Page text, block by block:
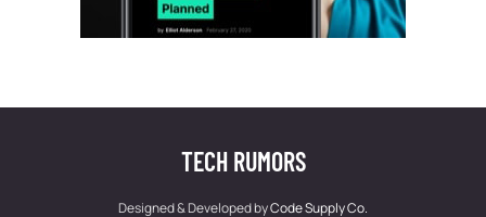
TECH RUMORS
Designed & Developed byCode Supply Co.